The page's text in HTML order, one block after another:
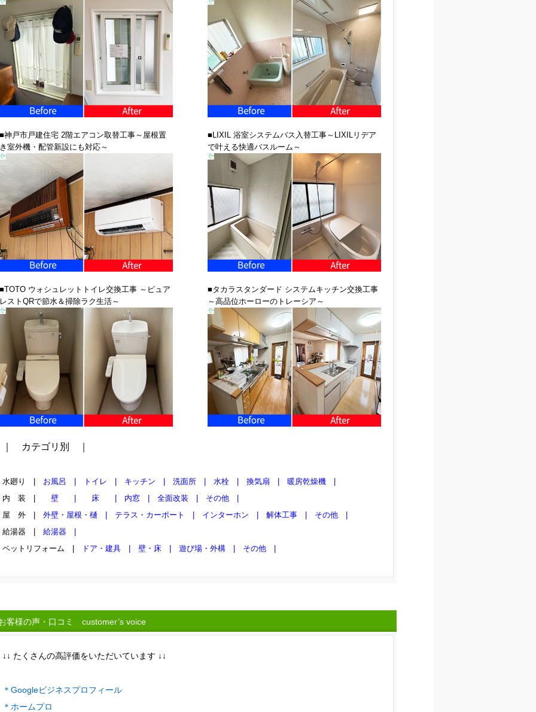
■神戸市戸建住宅 2階エアコン取替工事～屋根置
き室外機・配管新設にも対応～
■LIXIL 浴室システムバス入替工事～LIXILリデア
で叶える快適バスルーム～
■TOTO ウォシュレットトイレ交換工事 ～ピュア
レストQRで節水＆掃除ラク生活～
■タカラスタンダード システムキッチン交換工事
～高品位ホーローのトレーシア～
｜ カテゴリ別 ｜
水廻り | お風呂 | トイレ | キッチン | 洗面所 | 水栓 | 換気扇 |
暖房乾燥機 |
内 装 |
壁 | 床 | 内窓 | 全面改装 |
その他 |
屋 外 |
外壁・屋根・樋 | テラス・カーポート | インターホン | 解体工事 |
その他 |
給湯器 |
給湯器 |
ペットリフォーム |
ドア・建具 | 壁・床 | 遊び場・外構 | その他 |
様の声・口コミ customer’s voice
↓↓ たくさんの高評価をいただいています ↓↓
＊Googleビジネスプロフィール
＊ホームプロ